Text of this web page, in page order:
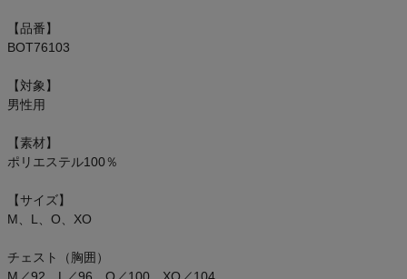
サックス SAXX
スポーツマリオTOP
ベースボールマリオ（野球商品）
お気に入り
【品番】
BOT76103
【対象】
男性用
【素材】
ポリエステル100％
【サイズ】
M、L、O、XO
チェスト（胸囲）